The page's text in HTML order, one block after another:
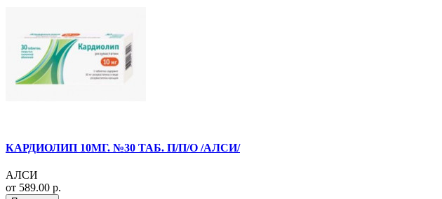
КАРДИОЛИП 10МГ. №30 ТАБ. П/П/О /АЛСИ/
АЛСИ
от 589.00 р.